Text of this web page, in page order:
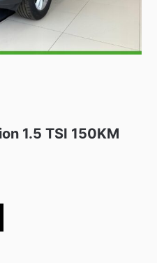
1.5 TSI 150KM